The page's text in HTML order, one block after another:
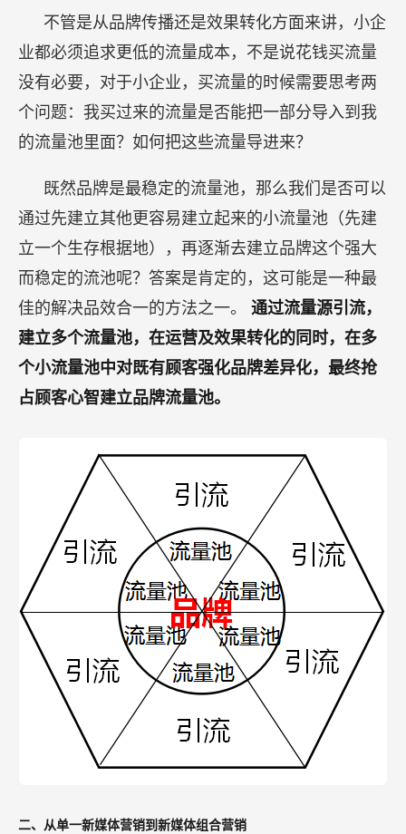
不管是从品牌传播还是效果转化方面来讲，小企
业都必须追求更低的流量成本，不是说花钱买流量
没有必要，对于小企业，买流量的时候需要思考两
个问题：我买过来的流量是否能把一部分导入到我
的流量池里面？如何把这些流量导进来？
既然品牌是最稳定的流量池，那么我们是否可以
通过先建立其他更容易建立起来的小流量池（先建
立一个生存根据地），再逐渐去建立品牌这个强大
而稳定的流池呢？答案是肯定的，这可能是一种最
佳的解决品效合一的方法之一。 通过流量源引流，
建立多个流量池，在运营及效果转化的同时，在多
个小流量池中对既有顾客强化品牌差异化，最终抢
占顾客心智建立品牌流量池。
二、从单一新媒体营销到新媒体组合营销